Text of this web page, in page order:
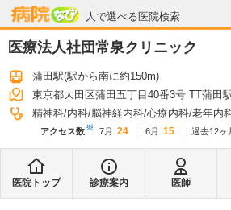
人で選べる医院検索
病院なび
医療法人社団常泉クリニック
蒲田駅(駅から南に約150m)
東京都大田区蒲田五丁目40番3号 TT蒲田
精神科 内科 脳神経内科 心療内科 老年内
アクセス数※ 7月 : 24 6月 : 15 過去12ヶ
医院トップ 診療案内 医師